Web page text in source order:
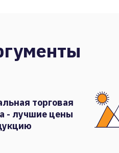
торговая
- лучшие цены